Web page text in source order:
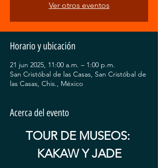
Ver otros eventos
Horario y ubicación
21 jun 2025, 11:00 a.m. – 1:00 p.m.
San Cristóbal de las Casas, San Cristóbal de
las Casas, Chis., México
Acerca del evento
TOUR DE MUSEOS:
KAKAW Y JADE